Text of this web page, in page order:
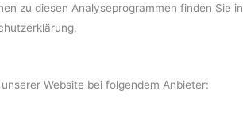
zu diesen Analyseprogrammen finden Sie in
Website bei folgendem Anbieter: